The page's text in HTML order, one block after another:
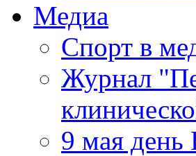
Медиа
Спорт в
Журнал
9 мая